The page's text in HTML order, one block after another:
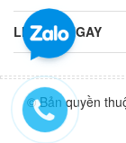
LIÊN HỆ NGAY
© Bản quyền